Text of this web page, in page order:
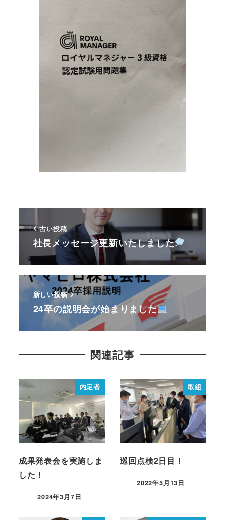
古い投稿
社長メッセージ更新いたしました
新しい投稿
24卒の説明会が始まりました
関連記事
内定者
成果発表会を実施しま
した！
2024年3月7日
取組
巡回点検2日目！
2022年5月13日